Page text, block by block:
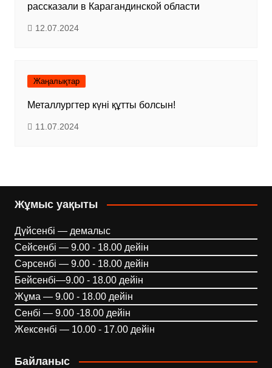
рассказали в Карагандинской области
12.07.2024
Жаңалықтар
Металлургтер күні құтты болсын!
11.07.2024
Жұмыс уақыты
Дүйсенбі — демалыс
Сейсенбі — 9.00 - 18.00 дейін
Сәрсенбі — 9.00 - 18.00 дейін
Бейсенбі—9.00 - 18.00 дейін
Жұма — 9.00 - 18.00 дейін
Сенбі — 9.00 -18.00 дейін
Жексенбі — 10.00 - 17.00 дейін
Байланыс